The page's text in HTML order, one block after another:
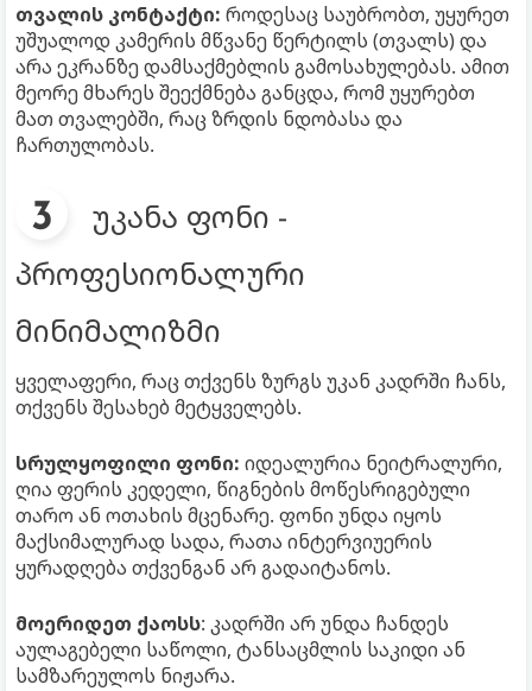
თვალის კონტაქტი: როდესაც საუბრობთ, უყურეთ
უშუალოდ კამერის მწვანე წერტილს (თვალს) და
არა ეკრანზე დამსაქმებლის გამოსახულებას. ამით
მეორე მხარეს შეექმნება განცდა, რომ უყურებთ
მათ თვალებში, რაც ზრდის ნდობასა და
ჩართულობას.
უკანა ფონი -
პროფესიონალური
მინიმალიზმი
ყველაფერი, რაც თქვენს ზურგს უკან კადრში ჩანს,
თქვენს შესახებ მეტყველებს.
სრულყოფილი ფონი: იდეალურია ნეიტრალური,
ღია ფერის კედელი, წიგნების მოწესრიგებული
თარო ან ოთახის მცენარე. ფონი უნდა იყოს
მაქსიმალურად სადა, რათა ინტერვიუერის
ყურადღება თქვენგან არ გადაიტანოს.
მოერიდეთ ქაოსს: კადრში არ უნდა ჩანდეს
აულაგებელი საწოლი, ტანსაცმლის საკიდი ან
სამზარეულოს ნიჟარა.